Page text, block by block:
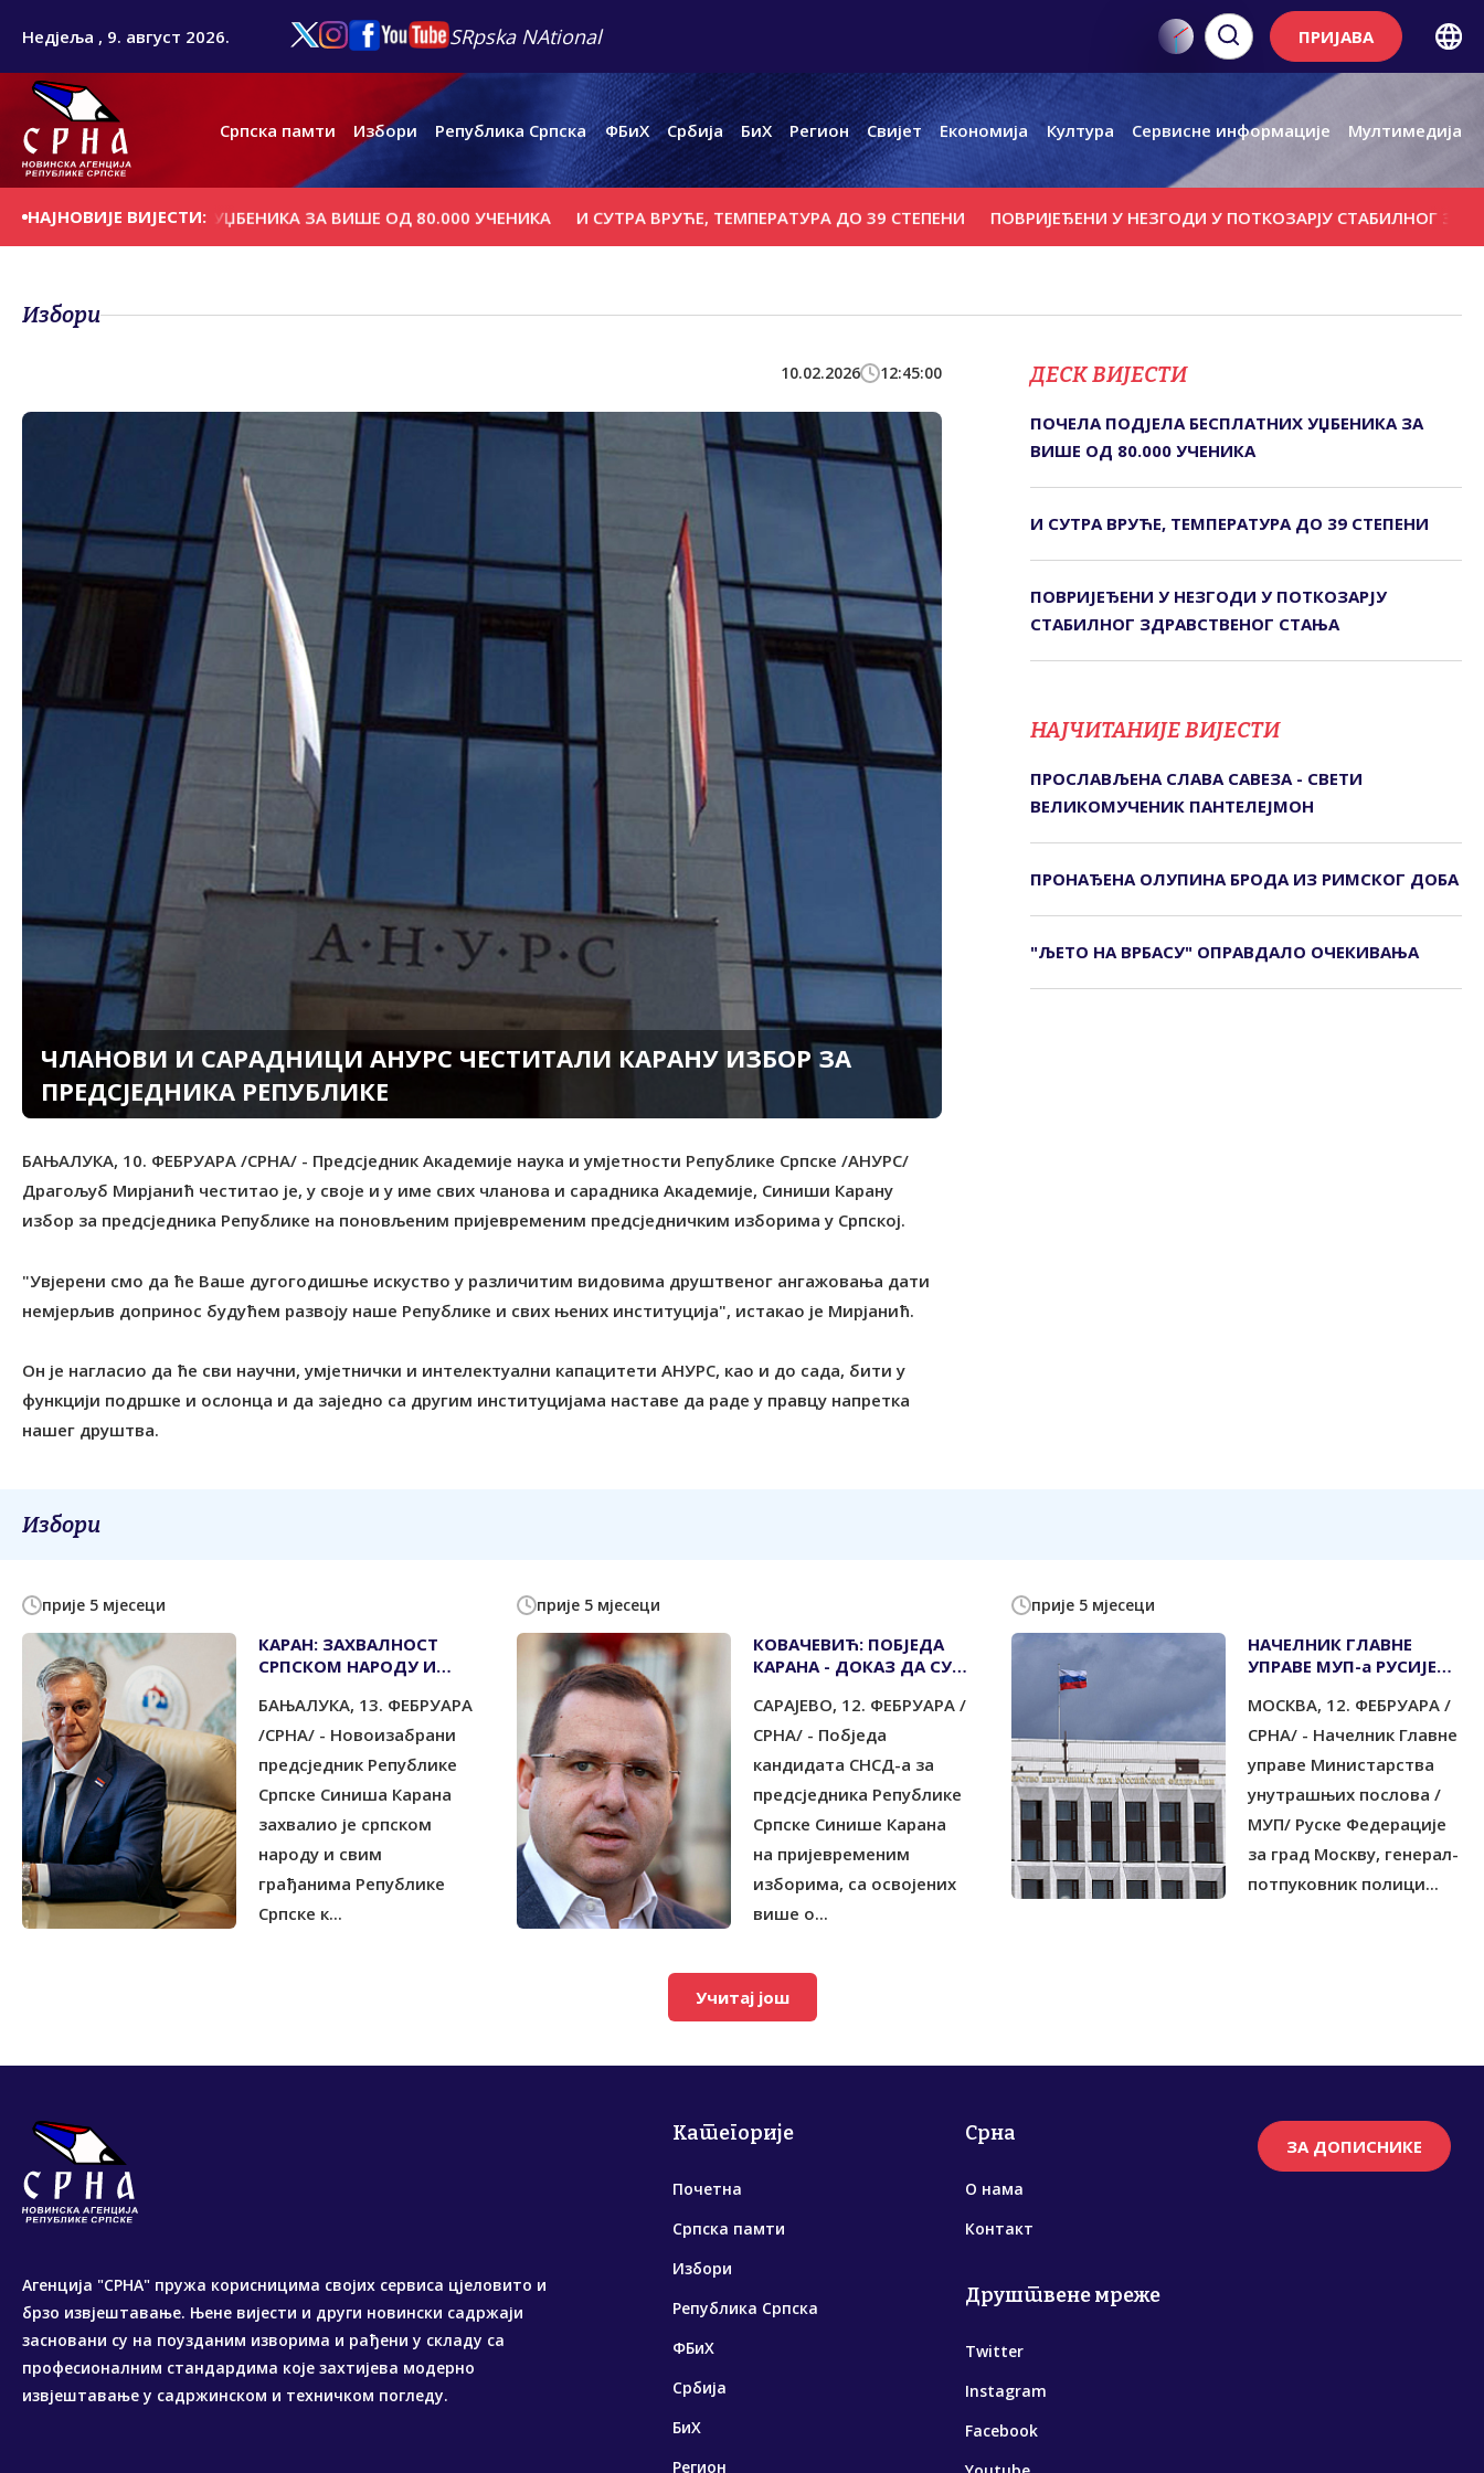
Недјеља , 9. август 2026. SRpska NAtional ПРИЈАВА
Српска памти Избори Република Српска ФБиХ Србија БиХ Регион Свијет Економија Култура Сервисне информације Мултимедија
НАЈНОВИЈЕ ВИЈЕСТИ:
БЕСПЛАТНИХ УЏБЕНИКА ЗА ВИШЕ ОД 80.000 УЧЕНИКА И СУТРА ВРУЋЕ, ТЕМПЕРАТУРА ДО 39 СТЕПЕНИ ПОВРИЈЕЂЕНИ У НЕЗГОДИ У ПОТКОЗАРЈУ СTАБИЛНОГ
Избори
10.02.2026 12:45:00
ЧЛАНОВИ И САРАДНИЦИ АНУРС ЧЕСТИТАЛИ КАРАНУ ИЗБОР ЗА
ПРЕДСЈЕДНИКА РЕПУБЛИКЕ
БАЊАЛУКА, 10. ФЕБРУАРА /СРНА/ - Предсједник Академије наука и умјетности Републике Српске /АНУРС/
Драгољуб Мирјанић честитао је, у своје и у име свих чланова и сарадника Академије, Синиши Карану
избор за предсједника Републике на поновљеним пријевременим предсједничким изборима у Српској.
"Увјерени смо да ће Ваше дугогодишње искуство у различитим видовима друштвеног ангажовања дати
немјерљив допринос будућем развоју наше Републике и свих њених институција", истакао је Мирјанић.
Он је нагласио да ће сви научни, умјетнички и интелектуални капацитети АНУРС, као и до сада, бити у
функцији подршке и ослонца и да заједно са другим институцијама наставе да раде у правцу напретка
нашег друштва.
ДЕСК ВИЈЕСТИ
ПОЧЕЛА ПОДЈЕЛА БЕСПЛАТНИХ УЏБЕНИКА ЗА
ВИШЕ ОД 80.000 УЧЕНИКА
И СУТРА ВРУЋЕ, ТЕМПЕРАТУРА ДО 39 СТЕПЕНИ
ПОВРИЈЕЂЕНИ У НЕЗГОДИ У ПОТКОЗАРЈУ
СTАБИЛНОГ ЗДРАВСTВЕНОГ СTАЊА
НАЈЧИТАНИЈЕ ВИЈЕСТИ
ПРОСЛАВЉЕНА СЛАВА САВЕЗА - СВЕТИ
ВЕЛИКОМУЧЕНИК ПАНТЕЛЕЈМОН
ПРОНАЂЕНА ОЛУПИНА БРОДА ИЗ РИМСКОГ ДОБА
"ЉЕТО НА ВРБАСУ" ОПРАВДАЛО ОЧЕКИВАЊА
Избори
прије 5 мјесеци
КАРАН: ЗАХВАЛНОСТ
СРПСКОМ НАРОДУ И
СРПСКЕ КОЈИ СУ
ИЗАШЛИ НА ИЗБОРЕ
БАЊАЛУКА, 13. ФЕБРУАРА
/СРНА/ - Новоизабрани
предсједник Републике
Српске Синиша Карана
захвалио је српском
народу и свим
грађанима Републике
Српске к...
прије 5 мјесеци
КОВАЧЕВИЋ: ПОБЈЕДА
КАРАНА - ДОКАЗ ДА СУ
БРАНЕ СРПСКУ
САРАЈЕВО, 12. ФЕБРУАРА /
СРНА/ - Побједа
кандидата СНСД-а за
предсједника Републике
Српске Синише Карана
на пријевременим
изборима, са освојених
више о...
прије 5 мјесеци
НАЧЕЛНИК ГЛАВНЕ
УПРАВЕ МУП-а РУСИЈЕ
ЧЕСТИТАО КАРАНУ
ИЗБОРНУ ПОБЈЕДУ
МОСКВА, 12. ФЕБРУАРА /
СРНА/ - Начелник Главне
управе Министарства
унутрашњих послова /
МУП/ Руске Федерације
за град Москву, генерал-
потпуковник полици...
Учитај још
Агенција "СРНА" пружа корисницима својих сервиса цјеловито и
брзо извјештавање. Њене вијести и други новински садржаји
засновани су на поузданим изворима и рађени у складу са
професионалним стандардима које захтијева модерно
извјештавање у садржинском и техничком погледу.
Категорије
Почетна
Српска памти
Избори
Република Српска
ФБиХ
Србија
БиХ
Регион
Срна
О нама
Контакт
Друштвене мреже
Twitter
Instagram
Facebook
ЗА ДОПИСНИКЕ